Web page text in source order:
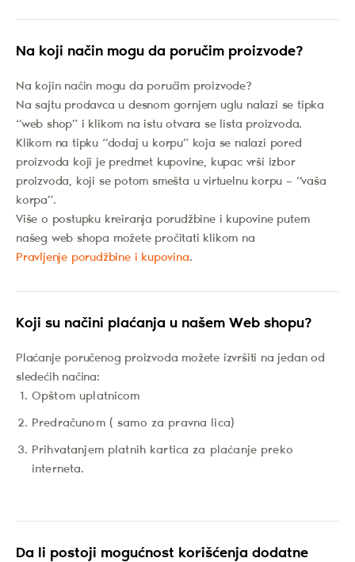
Na koji način mogu da poručim proizvode?
Na kojin način mogu da poručim proizvode?
Na sajtu prodavca u desnom gornjem uglu nalazi se tipka
“web shop” i klikom na istu otvara se lista proizvoda.
Klikom na tipku “dodaj u korpu” koja se nalazi pored
proizvoda koji je predmet kupovine, kupac vrši izbor
proizvoda, koji se potom smešta u virtuelnu korpu – “vaša
korpa”.
Više o postupku kreiranja porudžbine i kupovine putem
našeg web shopa možete pročitati klikom na
Pravljenje porudžbine i kupovina.
Koji su načini plaćanja u našem Web shopu?
Plaćanje poručenog proizvoda možete izvršiti na jedan od
sledećih načina:
Opštom uplatnicom
Predračunom ( samo za pravna lica)
Prihvatanjem platnih kartica za plaćanje preko
interneta.
Da li postoji mogućnost korišćenja dodatne